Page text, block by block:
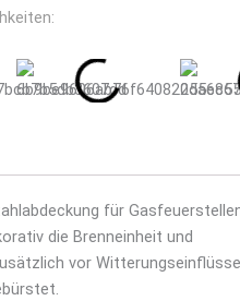
für
die Brenneinheit und
vor